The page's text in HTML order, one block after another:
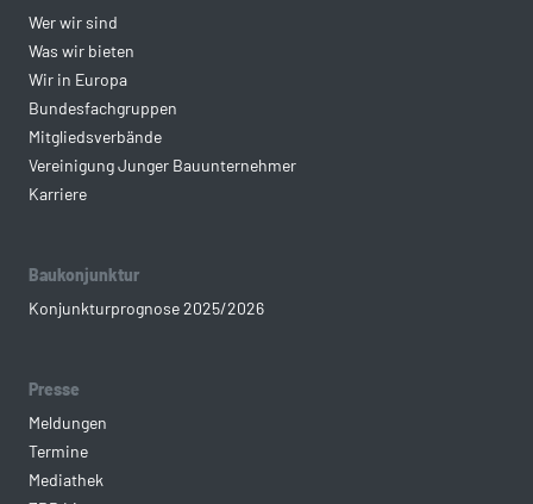
Wer wir sind
Was wir bieten
Wir in Europa
Bundesfachgruppen
Mitgliedsverbände
Vereinigung Junger Bauunternehmer
Karriere
Baukonjunktur
Konjunkturprognose 2025/2026
Presse
Meldungen
Termine
Mediathek